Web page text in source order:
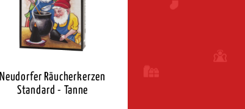
Neudorfer Räucherkerzen
Standard - Tanne
Neudorfer